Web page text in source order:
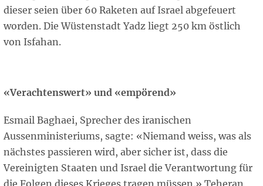
dieser seien über 60 Raketen auf Israel abgefeuert
worden. Die Wüstenstadt Yadz liegt 250 km östlich
von Isfahan.
«Verachtenswert» und «empörend»
Esmail Baghaei, Sprecher des iranischen
Aussenministeriums, sagte: «Niemand weiss, was als
nächstes passieren wird, aber sicher ist, dass die
Vereinigten Staaten und Israel die Verantwortung für